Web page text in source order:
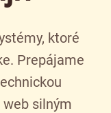
ktoré
Prepájame
web silným